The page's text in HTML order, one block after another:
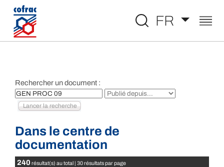
Aller au contenu
FR
Rechercher un document :
Dans le centre de
documentation
240 résultat(s) au total | 30 résultats par page